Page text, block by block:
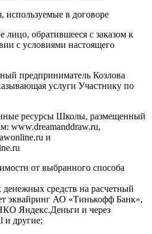
используемые в договоре
лицо, обратившееся с заказом к
с условиями настоящего
предприниматель Козлова
услуги Участнику по
ресурсы Школы, размещенный
www.dreamanddraw.ru,
и
от выбранного способа
средств на расчетный
эквайринг АО «Тинькофф Банк»,
Яндекс.Деньги и через
и другие;